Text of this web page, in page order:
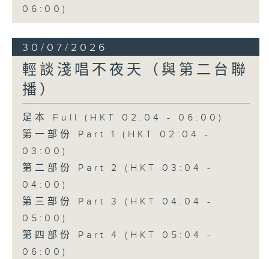
06:00)
30/07/2026
輕談淺唱不夜天（與第二台聯
播）
足本 Full (HKT 02:04 - 06:00)
第一部份 Part 1 (HKT 02:04 -
03:00)
第二部份 Part 2 (HKT 03:04 -
04:00)
第三部份 Part 3 (HKT 04:04 -
05:00)
第四部份 Part 4 (HKT 05:04 -
06:00)